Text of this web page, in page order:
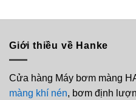
Giới thiều về Hanke
Cửa hàng Máy bơm màng
màng khí nén, bơm định